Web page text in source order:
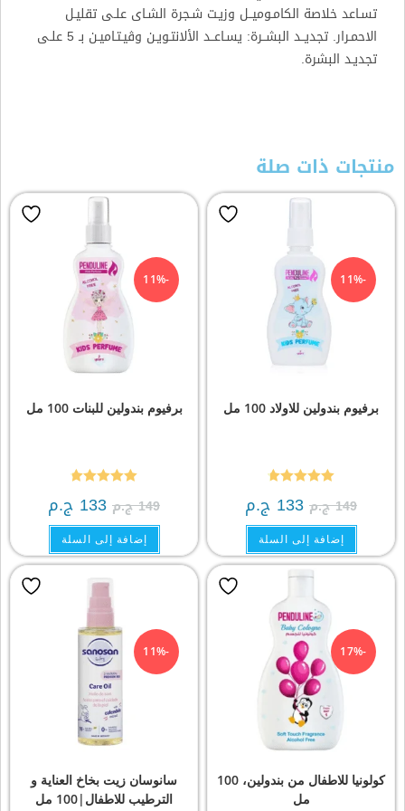
تسـاعد خلاصة الكامـوميــل وزيـت شـجرة الشـاى علـى تقليـل
الاحمـرار. تجديــد البشــرة: يسـاعــد الألانتـويـن وڤيـتـاميـن بـ 5 علـى
تجديـد البشرة.
منتجات ذات صلة
-11%
برفيوم بندولين للاولاد 100 مل
4.79 من 5 149ج.م 133 ج.م
إضافة إلى السلة
-11%
برفيوم بندولين للبنات 100 مل
4.86
من 5 149ج.م 133 ج.م
إضافة إلى السلة
-17%
كولونيا للاطفال من بندولين، 100
مل
-11%
سانوسان زيت بخاخ العناية و
الترطيب للاطفال|100 مل